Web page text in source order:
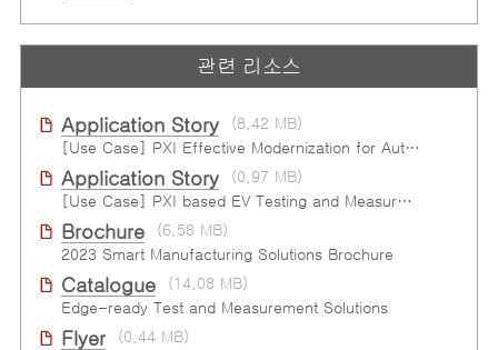
관련 리소스
Application Story
(8.42 MB)
[Use Case] PXI Effective Modernization for Automated Testing
Application Story
(0.97 MB)
[Use Case] PXI based EV Testing and Measurement
Brochure
(6.58 MB)
2023 Smart Manufacturing Solutions Brochure
Catalogue
(14.08 MB)
Edge-ready Test and Measurement Solutions
Flyer
(0.44 MB)